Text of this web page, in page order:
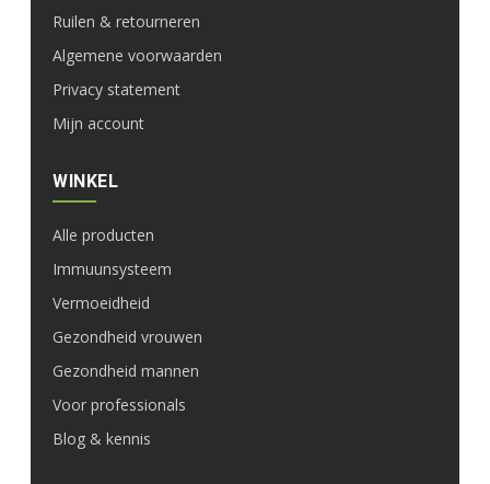
Ruilen & retourneren
Algemene voorwaarden
Privacy statement
Mijn account
WINKEL
Alle producten
Immuunsysteem
Vermoeidheid
Gezondheid vrouwen
Gezondheid mannen
Voor professionals
Blog & kennis